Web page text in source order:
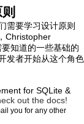
需要学习设计原则
Christopher
知道的一些基础的
发者开始从这个角色
for SQLite &
out the docs!
you for any other